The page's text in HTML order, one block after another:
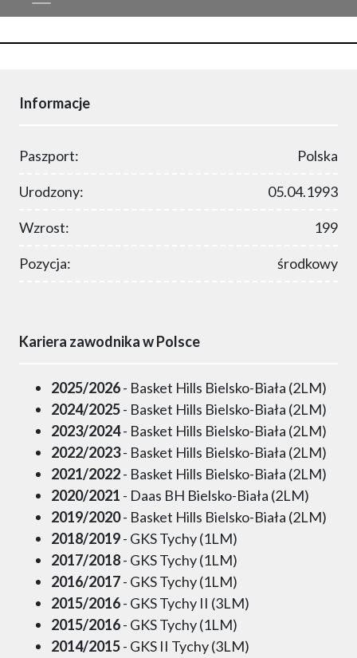
Informacje
Paszport: Polska
Urodzony: 05.04.1993
Wzrost: 199
Pozycja: środkowy
Kariera zawodnika w Polsce
2025/2026- Basket Hills Bielsko-Biała (2LM)
2024/2025- Basket Hills Bielsko-Biała (2LM)
2023/2024- Basket Hills Bielsko-Biała (2LM)
2022/2023- Basket Hills Bielsko-Biała (2LM)
2021/2022- Basket Hills Bielsko-Biała (2LM)
2020/2021 - Daas BH Bielsko-Biała (2LM)
2019/2020- Basket Hills Bielsko-Biała (2LM)
2018/2019- GKS Tychy (1LM)
2017/2018- GKS Tychy (1LM)
2016/2017- GKS Tychy (1LM)
2015/2016- GKS Tychy II (3LM)
2015/2016- GKS Tychy (1LM)
2014/2015- GKS II Tychy (3LM)